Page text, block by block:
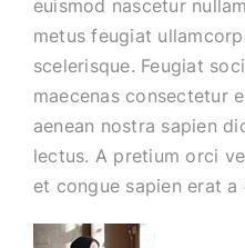
euismod nascetur
metus feugiat
scelerisque. Feugiat
maecenas consectetur
aenean nostra sapien
lectus. A pretium orci
et congue sapien erat